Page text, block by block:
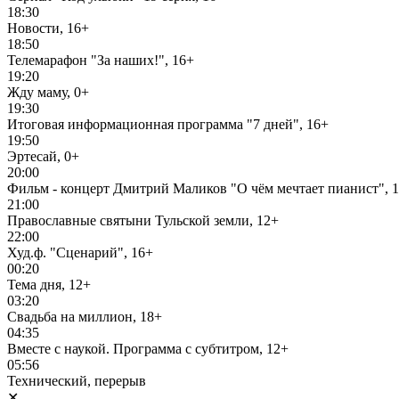
18:30
Новости, 16+
18:50
Телемарафон "За наших!", 16+
19:20
Жду маму, 0+
19:30
Итоговая информационная программа "7 дней", 16+
19:50
Эртесай, 0+
20:00
Фильм - концерт Дмитрий Маликов "О чём мечтает пианист",
21:00
Православные святыни Тульской земли, 12+
22:00
Худ.ф. "Сценарий", 16+
00:20
Тема дня, 12+
03:20
Свадьба на миллион, 18+
04:35
Вместе с наукой. Программа с субтитром, 12+
05:56
Технический, перерыв